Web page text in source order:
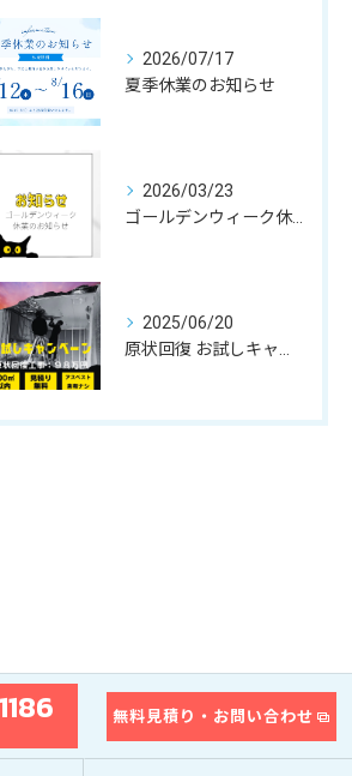
2026/07/17
夏季休業のお知らせ
2026/03/23
ゴールデンウィーク休業のお知らせ
2025/06/20
無料見積り・お問い合わせ